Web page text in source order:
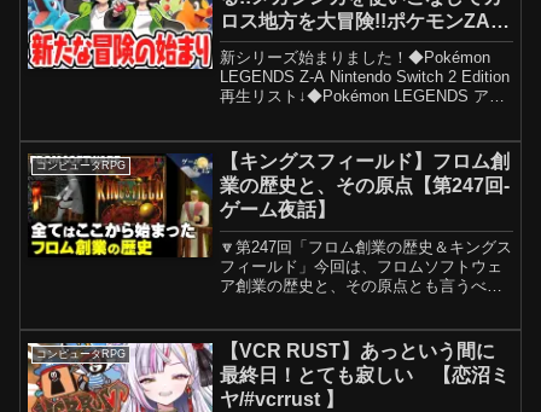
ロス地方を大冒険!!ポケモンZA最
速実況Part1【Pokémon
LEGENDS Z-A】
新シリーズ始まりました！◆Pokémon
LEGENDS Z-A Nintendo Switch 2 Edition
再生リスト↓◆Pokémon LEGENDS アル
コンピュータRPG
【キングスフィールド】フロム創
業の歴史と、その原点【第247回-
ゲーム夜話】
🔽第247回「フロム創業の歴史＆キングス
フィールド」今回は、フロムソフトウェ
ア創業の歴史と、その原点とも言うべき
いた企業でした。なぜゲーム事業に参入
したのか...
コンピュータRPG
【VCR RUST】あっという間に
最終日！とても寂しい 【恋沼ミ
ヤ/#vcrrust 】